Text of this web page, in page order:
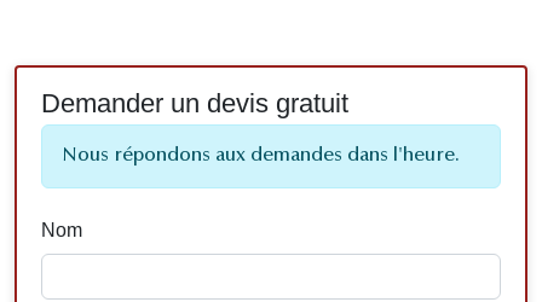
Demander un devis gratuit
Nous répondons aux demandes dans l'heure.
Nom